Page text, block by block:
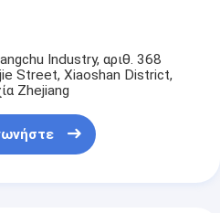
Industry, αριθ. 368
Street, Xiaoshan District,
Zhejiang